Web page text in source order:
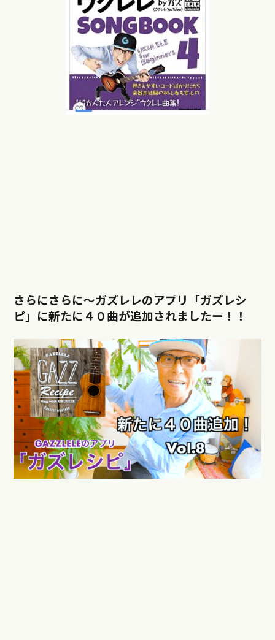
さらにさらに〜ガズレレのアプリ「ガズレシ
ピ」に新たに４０曲が追加されましたー！！